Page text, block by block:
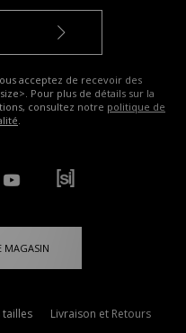
acceptez de recevoir des
Pour plus de détails sur la
consultez notre politique de
.
MAGASIN
tailles
Livraison et Retours